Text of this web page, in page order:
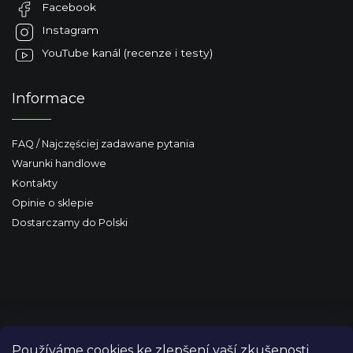
Facebook
Instagram
YouTube kanál (recenze i testy)
Informace
FAQ / Najczęściej zadawane pytania
Warunki handlowe
Kontakty
Opinie o sklepie
Dostarczamy do Polski